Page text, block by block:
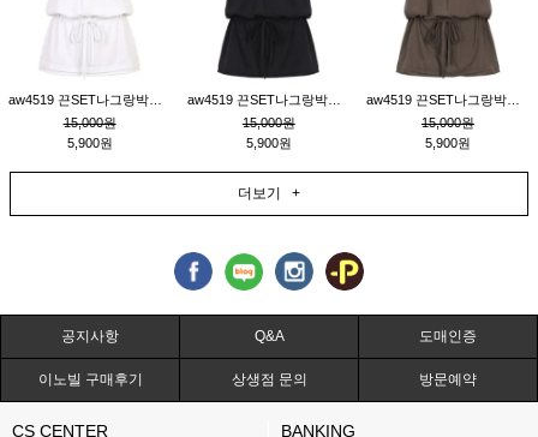
15,000원
5,900원
15,000원
5,900원
15,000원
5,900원
더보기 +
공지사항 Q&A 도매인증
이노빌 구매후기 상생점 문의 방문예약
CS CENTER BANKING